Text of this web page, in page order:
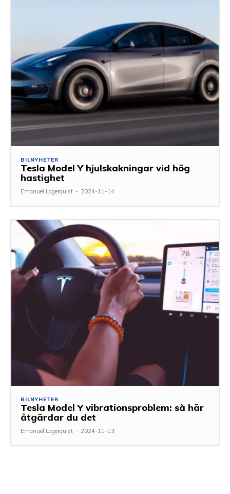
BILNYHETER
Tesla Model Y hjulskakningar vid hög
hastighet
Emanuel Lagerquist - 2024-11-14
BILNYHETER
Tesla Model Y vibrationsproblem: så här
åtgärdar du det
Emanuel Lagerquist - 2024-11-13